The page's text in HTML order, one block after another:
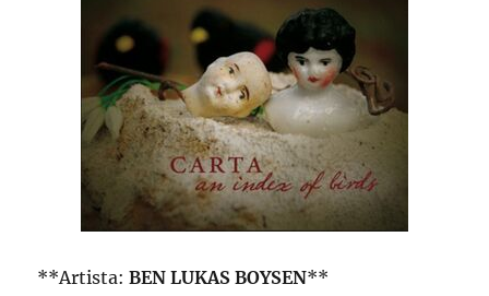
**Artista:BEN LUKAS BOYSEN**